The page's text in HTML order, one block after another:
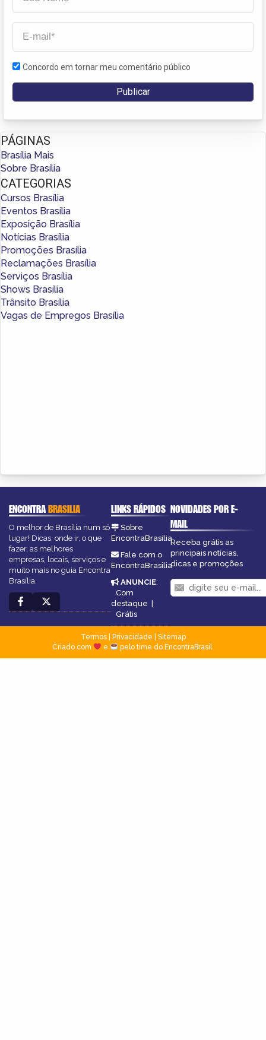
Concordo em tornar meu comentário público
PÁGINAS
Brasília Mais
Sobre Brasília
CATEGORIAS
Cursos Brasília
Eventos Brasília
Exposição Brasília
Notícias Brasília
Promoções Brasília
Reclamações Brasília
Serviços Brasília
Shows Brasília
Trânsito Brasília
Vagas de Empregos Brasília
ENCONTRABRASILIA
O melhor de Brasília num só
lugar! Dicas, onde ir, o que
fazer, as melhores
empresas, locais, serviços e
muito mais no guia Encontra
Brasília.
LINKS RÁPIDOS
Sobre
EncontraBrasilia
Fale com o
EncontraBrasilia
ANUNCIE:
Com
destaque
Grátis
NOVIDADES POR E-
MAIL
Receba grátis as
principais notícias,
dicas e promoções
Termos| Privacidade
Sitemap
Criado com
e pelo time do EncontraBrasil